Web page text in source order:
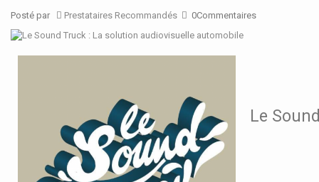
Posté par Prestataires Recommandés 0Commentaires
Le